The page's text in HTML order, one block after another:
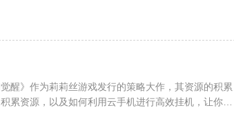
醒》作为莉莉丝游戏发行的策略大作，其资源的积累
累资源，以及如何利用云手机进行高效挂机，让你的
源